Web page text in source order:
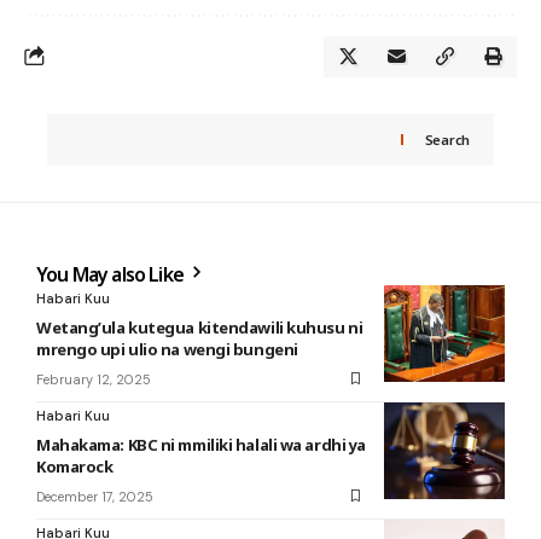
Search
You May also Like
Habari Kuu
Wetang’ula kutegua kitendawili kuhusu ni
mrengo upi ulio na wengi bungeni
February 12, 2025
Habari Kuu
Mahakama: KBC ni mmiliki halali wa ardhi ya
Komarock
December 17, 2025
Habari Kuu